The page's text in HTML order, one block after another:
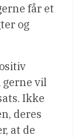
får et
og
vil
Ikke
deres
at de